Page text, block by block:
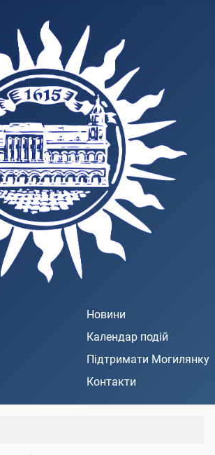
Новини
Календар подій
Підтримати Могилянку
Контакти